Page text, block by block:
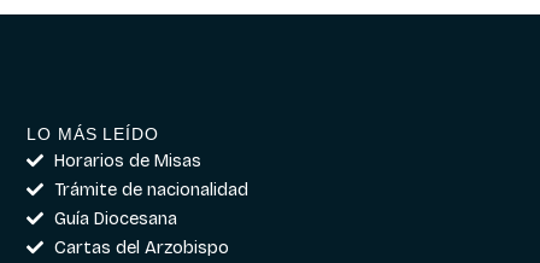
LO MÁS LEÍDO
Horarios de Misas
Trámite de nacionalidad
Guía Diocesana
Cartas del Arzobispo